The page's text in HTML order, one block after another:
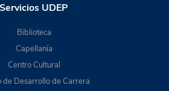
Servicios UDEP
Biblioteca
Capellanía
Centro Cultural
de Desarrollo de Carrera